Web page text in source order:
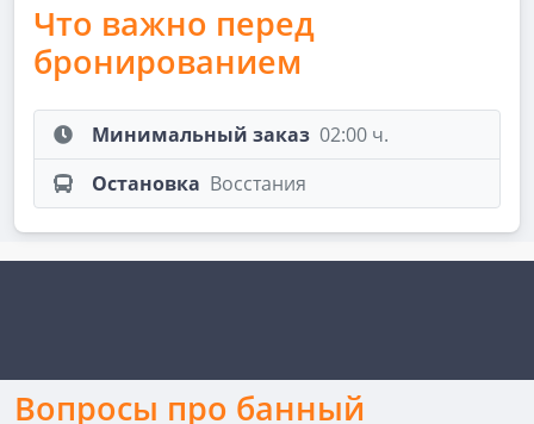
Что важно перед
бронированием
Минимальный заказ 02:00 ч.
Остановка Восстания
Вопросы про банный